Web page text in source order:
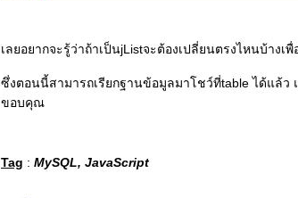
เลยอยากจะรู้ว่าถ้าเป็นjListจะต้องเปลี่ยนตรงไหนบ้าง
ซึ่งตอนนี้สามารถเรียกฐานข้อมูลมาโชว์ที่table ได้แล้
ขอบคุณ
Tag : MySQL, JavaScript